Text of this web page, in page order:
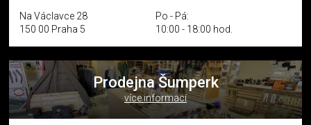
Na Václavce 28
150 00 Praha 5
Po - Pá:
10:00 - 18:00 hod.
Prodejna Šumperk
více informací